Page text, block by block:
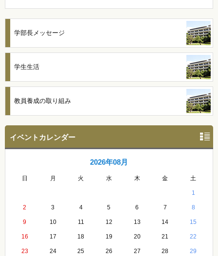
学部長メッセージ
学生生活
教員養成の取り組み
イベントカレンダー
2026年08月
日 月 火 水 木 金 土
1
2 3 4 5 6 7 8
9 10 11 12 13 14 15
16 17 18 19 20 21 22
23 24 25 26 27 28 29